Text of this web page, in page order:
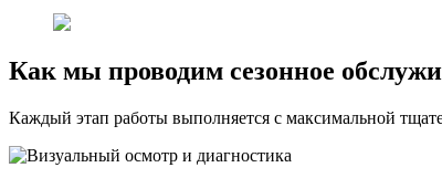
Как мы проводим сезонное
Каждый этап работы выполняется с максимальной